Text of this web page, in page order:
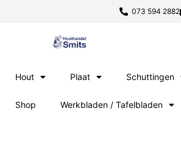
073 594 2882
Hout Plaat Schuttingen
Shop Werkbladen / Tafelbladen